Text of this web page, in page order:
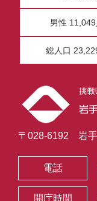
男性 11,049
総人口
〒028-6192 岩手
電話
開庁時間